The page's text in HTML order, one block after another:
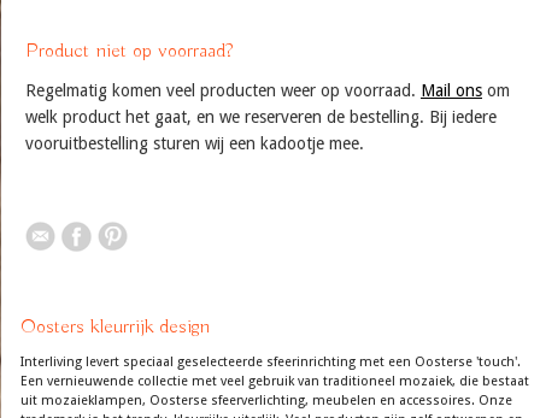
Product niet op voorraad?
Regelmatig komen veel producten weer op voorraad. Mail ons om
welk product het gaat, en we reserveren de bestelling. Bij iedere
vooruitbestelling sturen wij een kadootje mee.
Oosters kleurrijk design
Interliving levert speciaal geselecteerde sfeerinrichting met een Oosterse 'touch'.
Een vernieuwende collectie met veel gebruik van traditioneel mozaiek, die bestaat
uit mozaieklampen, Oosterse sfeerverlichting, meubelen en accessoires. Onze